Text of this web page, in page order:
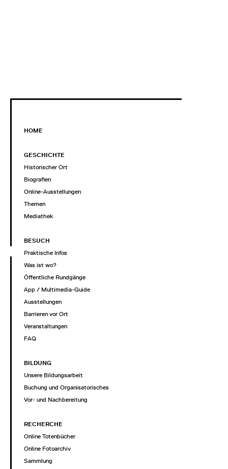
HOME
GESCHICHTE
Historischer Ort
Biografien
Online-Ausstellungen
Themen
Mediathek
BESUCH
Praktische Infos
Was ist wo?
Öffentliche Rundgänge
App / Multimedia-Guide
Ausstellungen
Barrieren vor Ort
Veranstaltungen
FAQ
BILDUNG
Unsere Bildungsarbeit
Buchung und Organisatorisches
Vor- und Nachbereitung
RECHERCHE
Online Totenbücher
Online Fotoarchiv
Sammlung